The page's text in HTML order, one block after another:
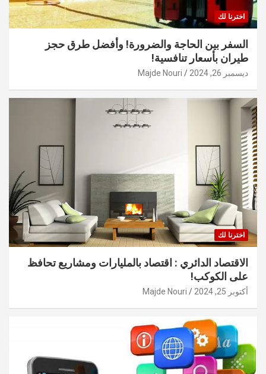
اخترنا لك
السفر بين الحاجة والضرورة! وأفضل طرق حجز
طيران بأسعار تنافسية!
ديسمبر 26, 2024 Majde Nouri
اخترنا لك
الاقتصاد الدائري : اقتصاد بالمليارات ومشاريع تحافظ
على الكوكب!
أكتوبر 25, 2024 Majde Nouri